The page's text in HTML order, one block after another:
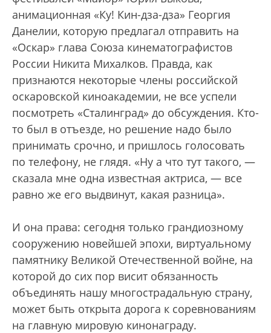
анимационная «Ку! Кин-дза-дза» Георгия
Данелии, которую предлагал отправить на
«Оскар» глава Союза кинематографистов
России Никита Михалков. Правда, как
признаются некоторые члены российской
оскаровской киноакадемии, не все успели
посмотреть «Сталинград» до обсуждения. Кто-
то был в отъезде, но решение надо было
принимать срочно, и пришлось голосовать
по телефону, не глядя. «Ну а что тут такого, —
сказала мне одна известная актриса, — все
равно же его выдвинут, какая разница».
И она права: сегодня только грандиозному
сооружению новейшей эпохи, виртуальному
памятнику Великой Отечественной войне, на
которой до сих пор висит обязанность
объединять нашу многострадальную страну,
может быть открыта дорога к соревнованиям
на главную мировую кинонаграду.